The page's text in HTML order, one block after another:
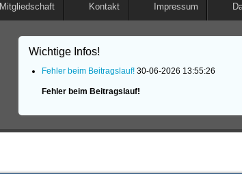
Mitgliedschaft Kontakt Impressum
Wichtige Infos!
Fehler beim Beitragslauf! 30-06-2026 13:55:26
Fehler beim Beitragslauf!